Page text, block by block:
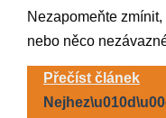
Nezapomeňte
nebo něco
Přečíst článek